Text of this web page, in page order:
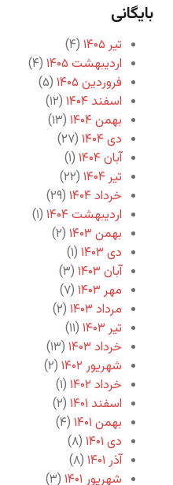
بایگانی
تیر ۱۴۰۵
(۴)
اردیبهشت ۱۴۰۵
(۴)
فروردین ۱۴۰۵
(۵)
اسفند ۱۴۰۴
(۱۲)
بهمن ۱۴۰۴
(۱۳)
دی ۱۴۰۴
(۲۷)
آبان ۱۴۰۴
(۱)
تیر ۱۴۰۴
(۲۲)
خرداد ۱۴۰۴
(۲۹)
اردیبهشت ۱۴۰۴
(۱)
بهمن ۱۴۰۳
(۲)
دی ۱۴۰۳
(۱)
آبان ۱۴۰۳
(۳)
مهر ۱۴۰۳
(۷)
مرداد ۱۴۰۳
(۲)
تیر ۱۴۰۳
(۱۱)
خرداد ۱۴۰۳
(۱۳)
شهریور ۱۴۰۲
(۲)
خرداد ۱۴۰۲
(۱)
اسفند ۱۴۰۱
(۲)
بهمن ۱۴۰۱
(۴)
دی ۱۴۰۱
(۸)
آذر ۱۴۰۱
(۸)
شهریور ۱۴۰۱
(۳)